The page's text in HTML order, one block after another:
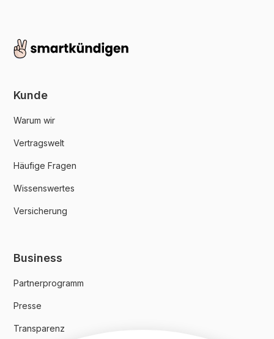
Kunde
Warum wir
Vertragswelt
Häufige Fragen
Wissenswertes
Versicherung
Business
Partnerprogramm
Presse
Transparenz